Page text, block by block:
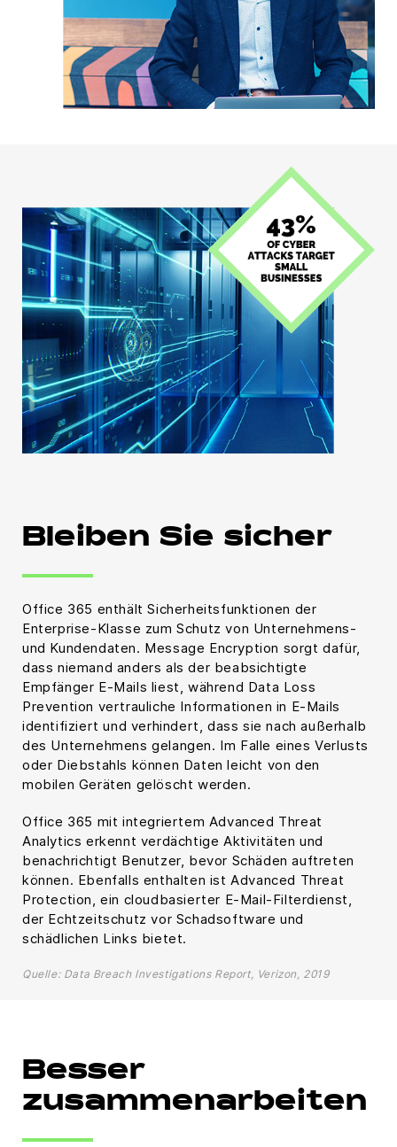
Bleiben Sie sicher
Office 365 enthält Sicherheitsfunktionen der
Enterprise-Klasse zum Schutz von Unternehmens-
und Kundendaten. Message Encryption sorgt dafür,
dass niemand anders als der beabsichtigte
Empfänger E-Mails liest, während Data Loss
Prevention vertrauliche Informationen in E-Mails
identifiziert und verhindert, dass sie nach außerhalb
des Unternehmens gelangen. Im Falle eines Verlusts
oder Diebstahls können Daten leicht von den
mobilen Geräten gelöscht werden.
Office 365 mit integriertem Advanced Threat
Analytics erkennt verdächtige Aktivitäten und
benachrichtigt Benutzer, bevor Schäden auftreten
können. Ebenfalls enthalten ist Advanced Threat
Protection, ein cloudbasierter E-Mail-Filterdienst,
der Echtzeitschutz vor Schadsoftware und
schädlichen Links bietet.
Quelle: Data Breach Investigations Report, Verizon, 2019
Besser
zusammenarbeiten